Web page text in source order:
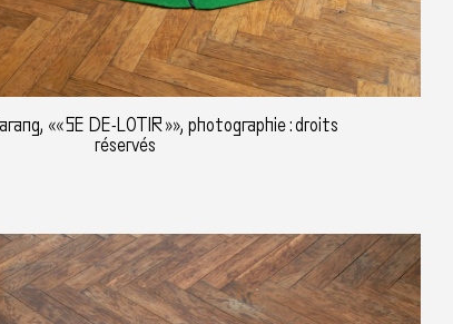
«« SE DE-LOTIR »», photographie : droits
réservés